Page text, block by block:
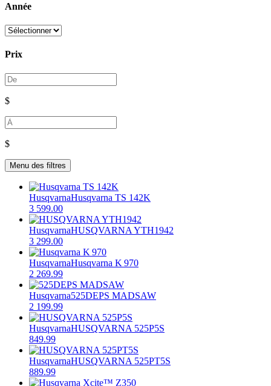
Année
Prix
$
$
Menu des filtres
HusqvarnaHusqvarna TS 142K
3 599.00
HusqvarnaHUSQVARNA YTH1942
3 299.00
HusqvarnaHusqvarna K 970
2 269.99
Husqvarna525DEPS MADSAW
2 199.99
HusqvarnaHUSQVARNA 525P5S
849.99
HusqvarnaHUSQVARNA 525PT5S
889.99